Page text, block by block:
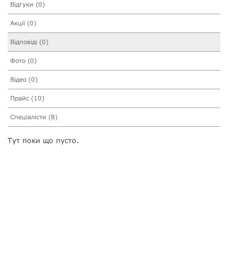
Відгуки (0)
Акції (0)
Відповіді (0)
Фото (0)
Відео (0)
Прайс (10)
Спеціалісти (8)
Тут поки що пусто.